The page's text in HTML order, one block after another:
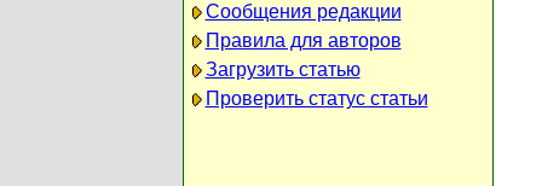
Сообщения редакции
Правила для авторов
Загрузить статью
Проверить статус статьи